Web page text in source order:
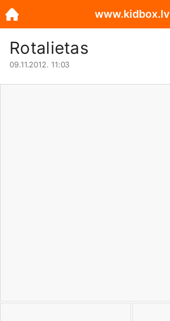
Rotalietas
09.11.2012. 11:03
www.kidbox.lv